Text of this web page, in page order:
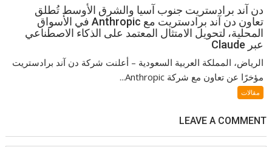
دن آند برادستريت جنوب آسيا والشرق الأوسط تُطلق
تعاون دن آند برادستريت مع Anthropic في الأسواق
المحلية، لتحويل الامتثال المعتمد على الذكاء الاصطناعي
عبر Claude
الرياض، المملكة العربية السعودية – أعلنت شركة دن آند برادستريت
مؤخرًا عن تعاون مع شركة Anthropic...
مقالات
LEAVE A COMMENT